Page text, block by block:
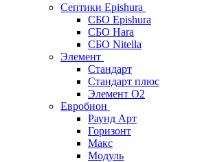
Септики Epishura
СБО Epishura
СБО Hara
СБО Nitella
Элемент
Стандарт
Стандарт плюс
Элемент О2
Евробион
Раунд Арт
Горизонт
Макс
Модуль